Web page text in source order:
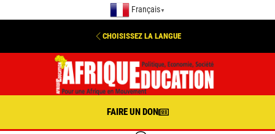
Français ▼
CHOISISSEZ LA LANGUE
FAIRE UN DON